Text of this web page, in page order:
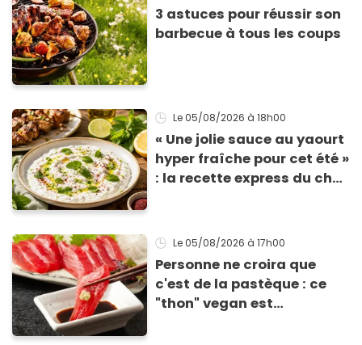
3 astuces pour réussir son
barbecue à tous les coups
Le 05/08/2026 à 18h00
« Une jolie sauce au yaourt
hyper fraîche pour cet été »
: la recette express du chef
grillades
Le 05/08/2026 à 17h00
Personne ne croira que
c'est de la pastèque : ce
"thon" vegan est